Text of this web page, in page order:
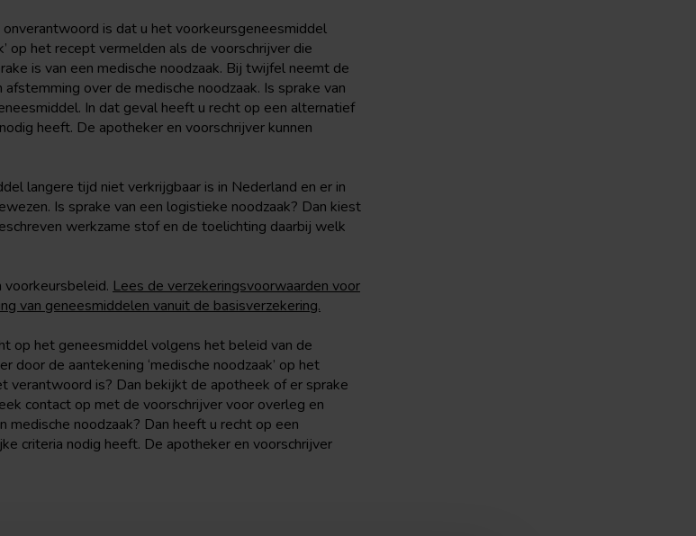
is dat u het voorkeursgeneesmiddel
op het recept vermelden als de voorschrijver die
is van een medische noodzaak. Bij twijfel neemt de
over de medische noodzaak. Is sprake van
In dat geval heeft u recht op een alternatief
heeft. De apotheker en voorschrijver kunnen
langere tijd niet verkrijgbaar is in Nederland en er in
Is sprake van een logistieke noodzaak? Dan kiest
werkzame stof en de toelichting daarbij welk
Lees de verzekeringsvoorwaarden voor
van geneesmiddelen vanuit de basisverzekering.
op het geneesmiddel volgens het beleid van de
de aantekening ‘medische noodzaak’ op het
verantwoord is? Dan bekijkt de apotheek of er sprake
contact op met de voorschrijver voor overleg en
medische noodzaak? Dan heeft u recht op een
criteria nodig heeft. De apotheker en voorschrijver